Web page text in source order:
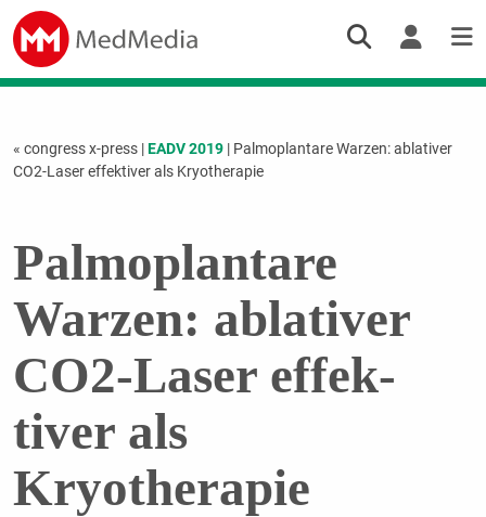
« congress x-press |EADV 2019| Palmoplantare Warzen: ablativer
CO2-Laser effek­tiver als Kryotherapie
Palmoplantare
Warzen: ablativer
CO2-Laser effek­
tiver als
Kryotherapie